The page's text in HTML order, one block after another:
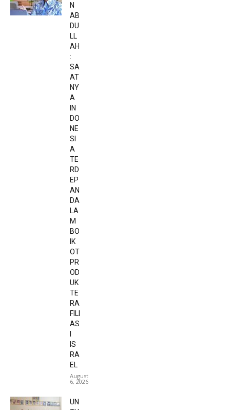
N
AB
DU
LL
AH
:
SA
AT
NY
A
IN
DO
NE
SI
A
TE
RD
EP
AN
DA
LA
M
BO
IK
OT
PR
OD
UK
TE
RA
FILI
AS
IS
RA
EL
August
6, 2026
UN